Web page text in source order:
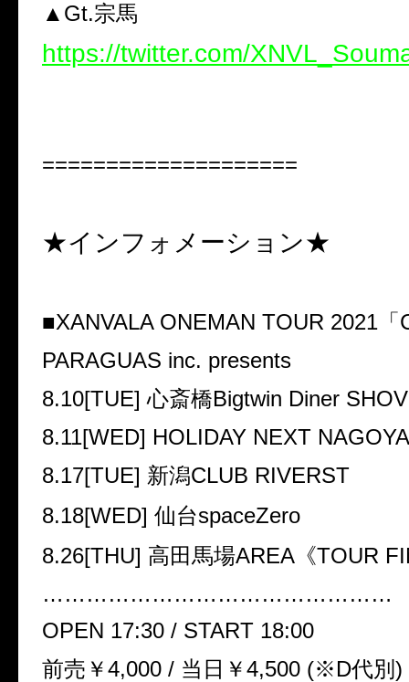
▲Gt.宗馬
https://twitter.com/
====================
★インフォメーション★
■XANVALA ONEMAN TOUR 2021 「
PARAGUAS inc. presents
8.10[TUE]心斎橋Bigtwin Diner
8.11[WED] HOLIDAY NEXT NAGOYA
8.17[TUE] 新潟CLUB RIVERST
8.18[WED] 仙台spaceZero
8.26[THU] 高田馬場AREA 《TOUR
…………………………………………
OPEN 17:30 / START 18:00
前売￥4,000 / 当日￥4,500 (※D代別 )